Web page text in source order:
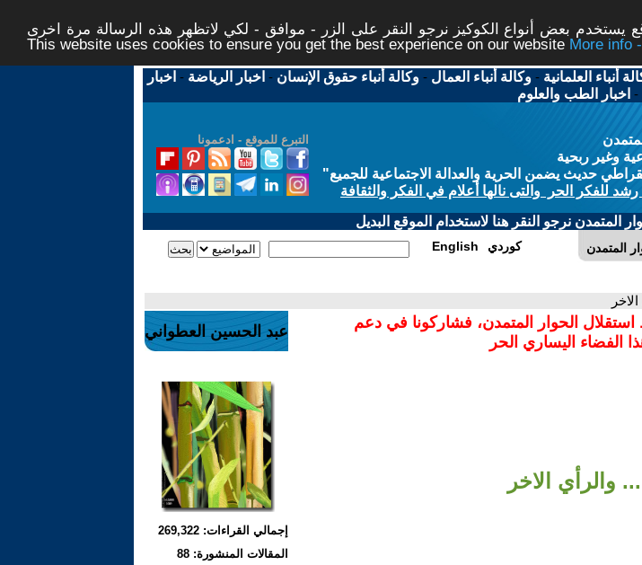
يستخدم بعض أنواع الكوكيز نرجو النقر على الزر - موافق - لكي لاتظهر هذه الرسالة مرة اخرى -
This website uses cookies to ensure you get the best experience on our website
أنباء العلمانية -وكالة أنباء العمال -وكالة أنباء حقوق الإنسان - اخبار الرياضة - اخبار
- اخبار الطب والعلوم
التبرع للموقع - ادعمونا
وغير ربحية
حديث يضمن الحرية والعدالة الاجتماعية للجميع"
للفكر الحر والتى نالها أعلام في الفكر والثقافة
المتمدن نرجو النقر هنا لاستخدام الموقع البديل
المتمدن English كوردي
استقلال الحوار المتمدن، فشاركونا في دعم
الفضاء اليساري الحر
... والرأي الاخر
عبد الحسين العطواني
إجمالي القراءات: 269,322
المقالات المنشورة: 88